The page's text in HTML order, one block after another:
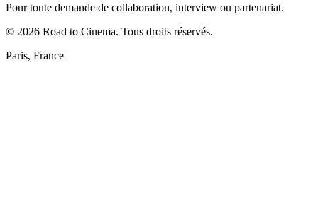
Pour toute demande de collaboration, interview ou partenariat.
© 2026 Road to Cinema. Tous droits réservés.
Paris, France